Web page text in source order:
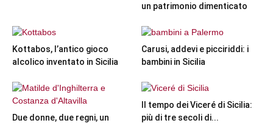
un patrimonio dimenticato
Kottabos, l’antico gioco
alcolico inventato in Sicilia
Carusi, addevi e picciriddi: i
bambini in Sicilia
Due donne, due regni, un
Il tempo dei Viceré di Sicilia:
più di tre secoli di...